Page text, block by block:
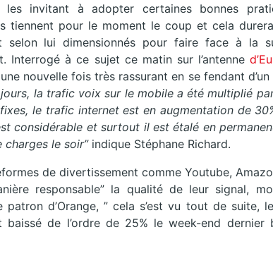
les invitant à adopter certaines bonnes
tiennent pour le moment le coup et cela
selon lui dimensionnés pour faire face à la
Interrogé à ce sujet ce matin sur l’antenne
nouvelle fois très rassurant en se fendant d’un
jours, la trafic voix sur le mobile a été multiplié
le trafic internet est en augmentation de
considérable et surtout il est étalé en
charges le soir”indique Stéphane Richard.
de divertissement comme Youtube,
responsable” la qualité de leur signal,
patron d’Orange, ” cela s’est vu tout de suite,
de l’ordre de 25% le week-end dernier